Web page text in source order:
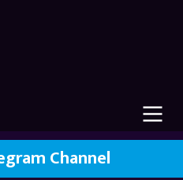
Channel